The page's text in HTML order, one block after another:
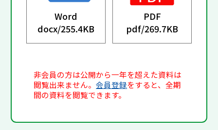
Word
docx/255.4KB
PDF
pdf/269.7KB
非会員の方は公開から一年を超えた資料は
閲覧出来ません。会員登録をすると、全期
間の資料を閲覧できます。